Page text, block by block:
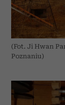
(Fot. Ji Hwan
Poznaniu)